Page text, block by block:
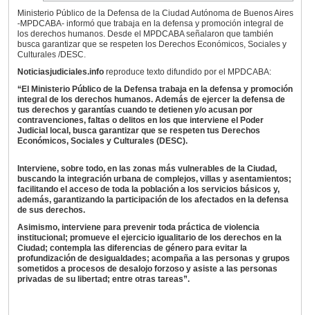
Ministerio Público de la Defensa de la Ciudad Autónoma de Buenos Aires
-MPDCABA- informó que trabaja en la defensa y promoción integral de
los derechos humanos. Desde el MPDCABA señalaron que también
busca garantizar que se respeten los Derechos Económicos, Sociales y
Culturales /DESC.
Noticiasjudiciales.info reproduce texto difundido por el MPDCABA:
“El Ministerio Público de la Defensa trabaja en la defensa y promoción
integral de los derechos humanos. Además de ejercer la defensa de
tus derechos y garantías cuando te detienen y/o acusan por
contravenciones, faltas o delitos en los que interviene el Poder
Judicial local, busca garantizar que se respeten tus Derechos
Económicos, Sociales y Culturales (DESC).
Interviene, sobre todo, en las zonas más vulnerables de la Ciudad,
buscando la integración urbana de complejos, villas y asentamientos;
facilitando el acceso de toda la población a los servicios básicos y,
además, garantizando la participación de los afectados en la defensa
de sus derechos.
Asimismo, interviene para prevenir toda práctica de violencia
institucional; promueve el ejercicio igualitario de los derechos en la
Ciudad; contempla las diferencias de género para evitar la
profundización de desigualdades; acompaña a las personas y grupos
sometidos a procesos de desalojo forzoso y asiste a las personas
privadas de su libertad; entre otras tareas”.